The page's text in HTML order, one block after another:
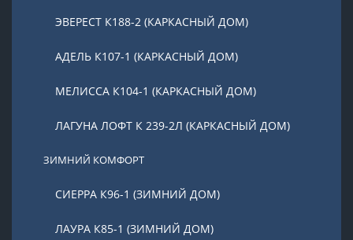
ЭВЕРЕСТ К188-2 (КАРКАСНЫЙ ДОМ)
АДЕЛЬ К107-1 (КАРКАСНЫЙ ДОМ)
МЕЛИССА К104-1 (КАРКАСНЫЙ ДОМ)
ЛАГУНА ЛОФТ К 239-2Л (КАРКАСНЫЙ ДОМ)
ЗИМНИЙ КОМФОРТ
СИЕРРА К96-1 (ЗИМНИЙ ДОМ)
ЛАУРА К85-1 (ЗИМНИЙ ДОМ)